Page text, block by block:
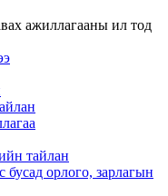
ажиллагааны ил тод
тайлан
бусад орлого, зарлагын